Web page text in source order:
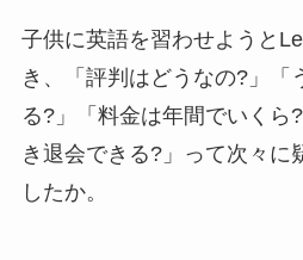
子供に英語を習わせようと
き、「評判はどうなの?」「
る?」「料金は年間でいくら
き退会できる?」って次々に
したか。